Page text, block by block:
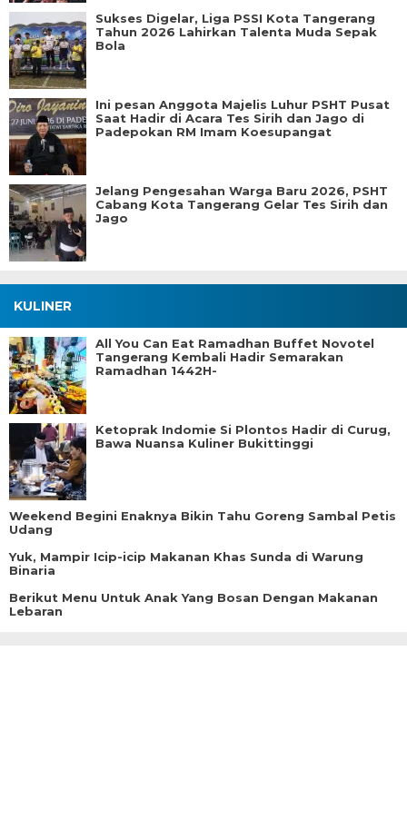
Sukses Digelar, Liga PSSI Kota Tangerang
Tahun 2026 Lahirkan Talenta Muda Sepak
Bola
Ini pesan Anggota Majelis Luhur PSHT Pusat
Saat Hadir di Acara Tes Sirih dan Jago di
Padepokan RM Imam Koesupangat
Jelang Pengesahan Warga Baru 2026, PSHT
Cabang Kota Tangerang Gelar Tes Sirih dan
Jago
KULINER
All You Can Eat Ramadhan Buffet Novotel
Tangerang Kembali Hadir Semarakan
Ramadhan 1442H-
Ketoprak Indomie Si Plontos Hadir di Curug,
Bawa Nuansa Kuliner Bukittinggi
Weekend Begini Enaknya Bikin Tahu Goreng Sambal Petis
Udang
Yuk, Mampir Icip-icip Makanan Khas Sunda di Warung
Binaria
Berikut Menu Untuk Anak Yang Bosan Dengan Makanan
Lebaran